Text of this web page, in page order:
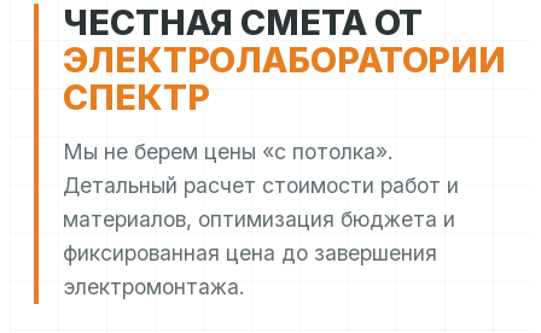
ЧЕСТНАЯ СМЕТА ОТ
ЭЛЕКТРОЛАБОРАТОРИИ
СПЕКТР
Мы не берем цены «с потолка».
Детальный расчет стоимости работ и
материалов, оптимизация бюджета и
фиксированная цена до завершения
электромонтажа.